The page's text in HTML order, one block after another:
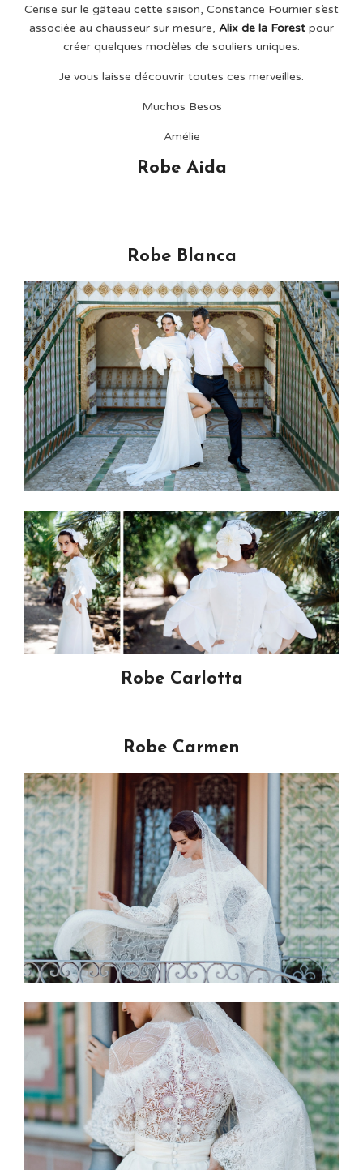
Cerise sur le gâteau cette saison, Constance Fournier s’est
associée au chausseur sur mesure, Alix de la Forest pour
créer quelques modèles de souliers uniques.
Je vous laisse découvrir toutes ces merveilles.
Muchos Besos
Amélie
Robe Aida
Robe Blanca
Robe Carlotta
Robe Carmen